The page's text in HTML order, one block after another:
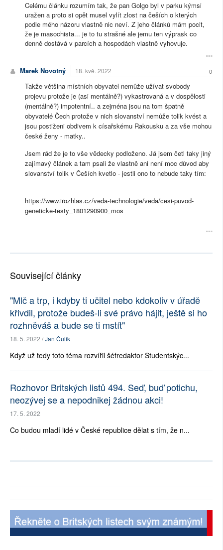
Celému článku rozumím tak, že pan Golgo byl v parku kýmsi
uražen a proto si opět musel vylít zlost na češích o kterých
podle mého názoru vlastně nic neví. Z jeho článků mám pocit,
že je masochista... je to tu strašné ale jemu ten výprask co
denně dostává v parcích a hospodách vlastně vyhovuje.
Marek Novotný 18. kvě. 2022 0
Takže většina místních obyvatel nemůže užívat svobody
projevu protože je (asi mentálně?) vykastrovaná a v dospělosti
(mentálně?) impotentní.. a zejména jsou na tom špatně
obyvatelé Čech protože v nich slovanství nemůže tolik kvést a
jsou postiženi obdivem k císařskému Rakousku a za vše mohou
české ženy - matky..
Jsem rád že je to vše vědecky podloženo. Já jsem četl taky jiný
zajímavý článek a tam psali že vlastně ani není moc důvod aby
slovanství tolik v Češích kvetlo - jestli ono to nebude taky tím:
https://www.irozhlas.cz/veda-technologie/veda/cesi-puvod-
geneticke-testy_1801290900_mos
Související články
"Mlč a trp, i kdyby ti učitel nebo kdokoliv v úřadě
křivdil, protože budeš-li své právo hájit, ještě si ho
rozhněváš a bude se ti mstít"
18. 5. 2022 /Jan Čulík
Když už tedy toto téma rozvířil šéfredaktor Studentskýc...
Rozhovor Britských listů 494. Seď, buď potichu,
neozývej se a nepodnikej žádnou akci!
17. 5. 2022
Co budou mladí lidé v České republice dělat s tím, že n...